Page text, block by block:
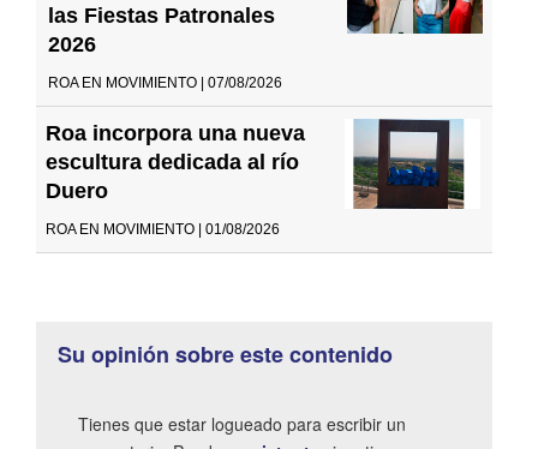
las Fiestas Patronales
2026
ROA EN MOVIMIENTO | 07/08/2026
Roa incorpora una nueva
escultura dedicada al río
Duero
ROA EN MOVIMIENTO | 01/08/2026
Su opinión sobre este contenido
Tienes que estar logueado para escribir un